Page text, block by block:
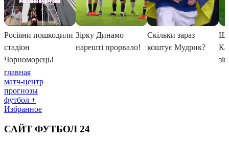
главная
матч-центр
прогнозы
футбол +
Избранное
САЙТ ФУТБОЛ 24